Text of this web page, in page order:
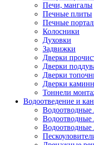
Печи, мангалы
Печные плиты
Печные
Колосники
Духовки
Задвижки
Дверки
Дверки
Дверки
Дверки
Тоннели
Водоотведение и
Водоотводные
Водоотводные
Водоотводные